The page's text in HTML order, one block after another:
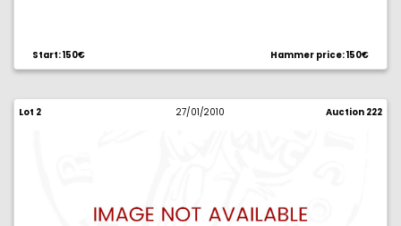
Start: 150€ Hammer price: 150€
Lot 2 27/01/2010 Auction 222